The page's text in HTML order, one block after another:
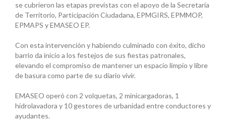
se cubrieron las etapas previstas con el apoyo de la Secretaría
de Territorio, Participación Ciudadana, EPMGIRS, EPMMOP,
EPMAPS y EMASEO EP.
Con esta intervención y habiendo culminado con éxito, dicho
barrio da inicio a los festejos de sus fiestas patronales,
elevando el compromiso de mantener un espacio limpio y libre
de basura como parte de su diario vivir.
EMASEO operó con 2 volquetas, 2 minicargadoras, 1
hidrolavadora y 10 gestores de urbanidad entre conductores y
ayudantes.